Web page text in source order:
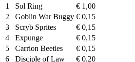
1
Sol Ring € 1,00
2
Goblin War Buggy € 0,15
3
Scryb Sprites € 0,15
4
Expunge € 0,15
5
Carrion Beetles € 0,15
6
Disciple of Law € 0,20